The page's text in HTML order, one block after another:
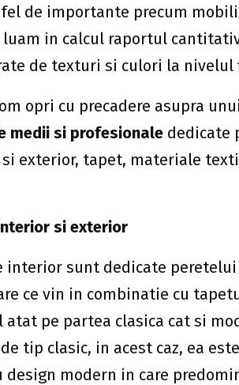
de importante precum
luam in calcul raportul
de texturi si culori la
opri cu precadere asupra
medii si profesionale dedicate
exterior, tapet, materiale
si exterior
interior sunt dedicate
ce vin in combinatie cu
pe partea clasica cat si
tip clasic, in acest caz, ea
design modern in care